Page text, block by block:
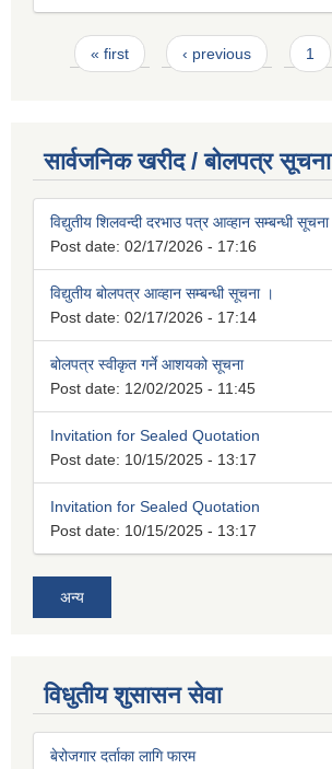
Pages
« first ‹ previous 1
सार्वजनिक खरीद / बोलपत्र सूचना
विद्युतीय शिलवन्दी दरभाउ पत्र आव्हान सम्बन्धी सूचना
Post date: 02/17/2026 - 17:16
विद्युतीय बोलपत्र आव्हान सम्बन्धी सूचना ।
Post date: 02/17/2026 - 17:14
बोलपत्र स्वीकृत गर्ने आशयको सूचना
Post date: 12/02/2025 - 11:45
Invitation for Sealed Quotation
Post date: 10/15/2025 - 13:17
Invitation for Sealed Quotation
Post date: 10/15/2025 - 13:17
अन्य
विधुतीय शुसासन सेवा
बेरोजगार दर्ताका लागि फारम